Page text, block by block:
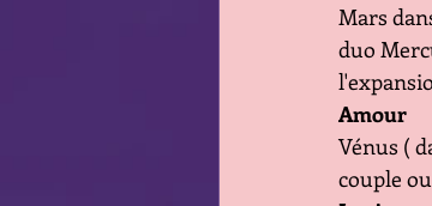
Mars
duo
Amour
Vénus (
couple